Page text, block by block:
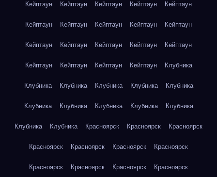
Кейптаун Кейптаун Кейптаун Кейптаун Кейптаун
Кейптаун Кейптаун Кейптаун Кейптаун Кейптаун
Кейптаун Кейптаун Кейптаун Кейптаун Кейптаун
Кейптаун Кейптаун Кейптаун Кейптаун Клубника
Клубника Клубника Клубника Клубника Клубника
Клубника Клубника Клубника Клубника Клубника
Клубника Клубника Красноярск Красноярск Красноярск
Красноярск Красноярск Красноярск Красноярск
Красноярск Красноярск Красноярск Красноярск